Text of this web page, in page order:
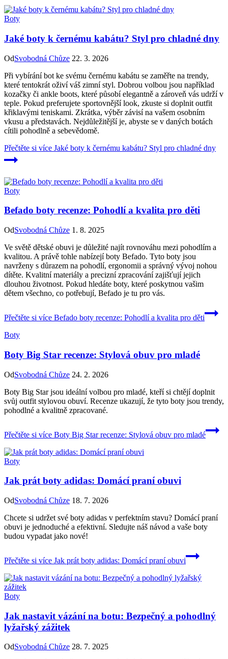
Boty
Jaké boty k černému kabátu? Styl pro chladné dny
OdSvobodná Chůze 22. 3. 2026
Při vybírání bot ke svému černému kabátu se zaměřte na trendy,
které tentokrát oživí váš zimní styl. Dobrou volbou jsou například
kozačky či ankle boots, které působí elegantně a zároveň vás udrží v
teple. Pokud preferujete sportovnější look, zkuste si doplnit outfit
křiklavými teniskami. Zkrátka, výběr závisí na vašem osobním
vkusu a představách. Nejdůležitější je, abyste se v daných botách
cítili pohodlně a sebevědomě.
Přečtěte si více Jaké boty k černému kabátu? Styl pro chladné dny
Boty
Befado boty recenze: Pohodlí a kvalita pro děti
OdSvobodná Chůze 1. 8. 2025
Ve světě dětské obuvi je důležité najít rovnováhu mezi pohodlím a
kvalitou. A právě tohle nabízejí boty Befado. Tyto boty jsou
navrženy s důrazem na pohodlí, ergonomii a správný vývoj nohou
dítěte. Kvalitní materiály a precizní zpracování zajišťují jejich
dlouhou životnost. Pokud hledáte boty, které poskytnou vašim
dětem všechno, co potřebují, Befado je tu pro vás.
Přečtěte si více Befado boty recenze: Pohodlí a kvalita pro děti
Boty
Boty Big Star recenze: Stylová obuv pro mladé
OdSvobodná Chůze 24. 2. 2026
Boty Big Star jsou ideální volbou pro mladé, kteří si chtějí doplnit
svůj outfit stylovou obuví. Recenze ukazují, že tyto boty jsou trendy,
pohodlné a kvalitně zpracované.
Přečtěte si více Boty Big Star recenze: Stylová obuv pro mladé
Boty
Jak prát boty adidas: Domácí praní obuvi
OdSvobodná Chůze 18. 7. 2026
Chcete si udržet své boty adidas v perfektním stavu? Domácí praní
obuvi je jednoduché a efektivní. Sledujte náš návod a vaše boty
budou vypadat jako nové!
Přečtěte si více Jak prát boty adidas: Domácí praní obuvi
Boty
Jak nastavit vázání na botu: Bezpečný a pohodlný
lyžařský zážitek
OdSvobodná Chůze 28. 7. 2025